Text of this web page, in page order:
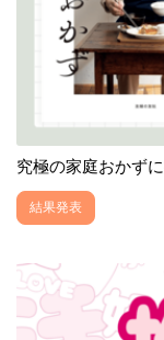
究極の家庭おかず
結果発表